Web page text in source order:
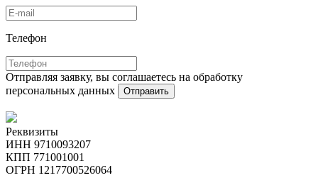
Телефон
Отправляя заявку, вы соглашаетесь на обработку
персональных данных
Отправить
Реквизиты
ИНН 9710093207
КПП 771001001
ОГРН 1217700526064